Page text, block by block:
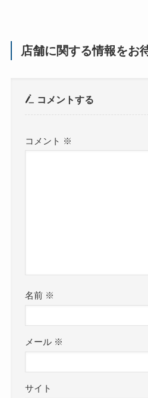
店舗に関する情報をお
コメントする
コメント ※
名前 ※
メール ※
サイト